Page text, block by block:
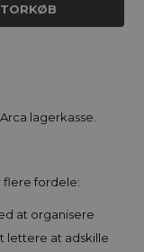
lagerkasse.
flere fordele:
at organisere
lettere at adskille